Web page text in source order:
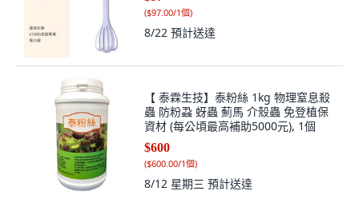
($97.00/1個)
8/22 預計送達
【 泰霖生技】泰粉絲 1kg 物理窒息殺
蟲 防粉蝨 蚜蟲 薊馬 介殼蟲 免登植保
資材 (每公頃最高補助5000元), 1個
$600
($600.00/1個)
8/12 星期三 預計送達